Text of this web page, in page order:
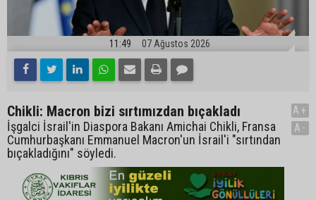
11:49 07 Ağustos 2026
Chikli: Macron bizi sırtımızdan bıçakladı
İşgalci İsrail'in Diaspora Bakanı Amichai Chikli, Fransa
Cumhurbaşkanı Emmanuel Macron'un İsrail'i "sırtından
bıçakladığını" söyledi.
A+
A-